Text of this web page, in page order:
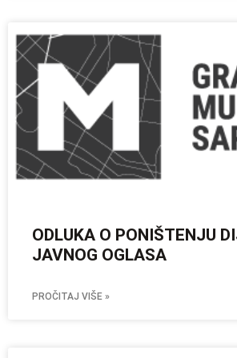
ODLUKA O PONIŠTENJU
JAVNOG OGLASA
PROČITAJ VIŠE »